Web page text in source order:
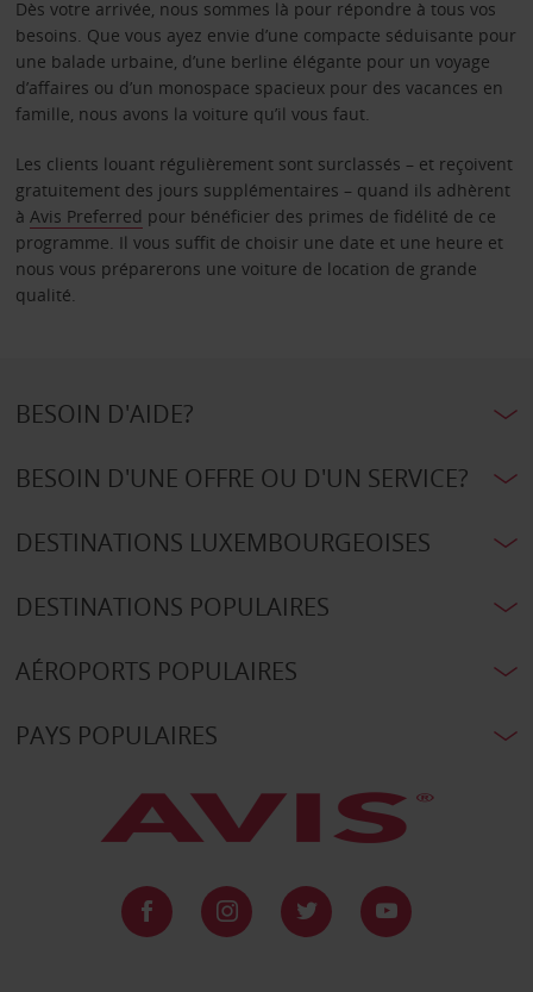
Dès votre arrivée, nous sommes là pour répondre à tous vos
besoins. Que vous ayez envie d’une compacte séduisante pour
une balade urbaine, d’une berline élégante pour un voyage
d’affaires ou d’un monospace spacieux pour des vacances en
famille, nous avons la voiture qu’il vous faut.
Les clients louant régulièrement sont surclassés – et reçoivent
gratuitement des jours supplémentaires – quand ils adhèrent
à Avis Preferred pour bénéficier des primes de fidélité de ce
programme. Il vous suffit de choisir une date et une heure et
nous vous préparerons une voiture de location de grande
qualité.
BESOIN D'AIDE?
BESOIN D'UNE OFFRE OU D'UN SERVICE?
DESTINATIONS LUXEMBOURGEOISES
DESTINATIONS POPULAIRES
AÉROPORTS POPULAIRES
PAYS POPULAIRES